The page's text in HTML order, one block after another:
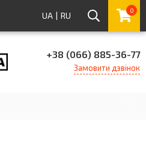
UA | RU 0
+38 (066) 885-36-77
Замовити дзвінок